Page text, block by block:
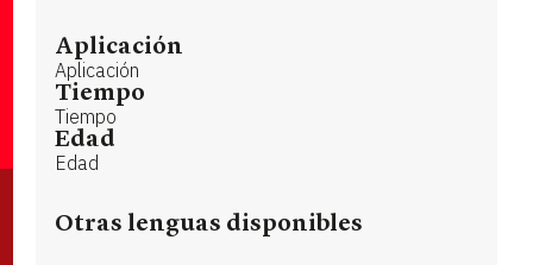
Aplicación
Aplicación
Tiempo
Tiempo
Edad
Edad
Otras lenguas disponibles